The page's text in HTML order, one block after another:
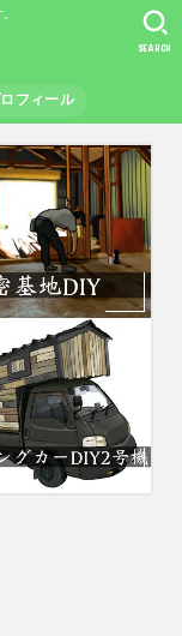
フィール
SEARCH